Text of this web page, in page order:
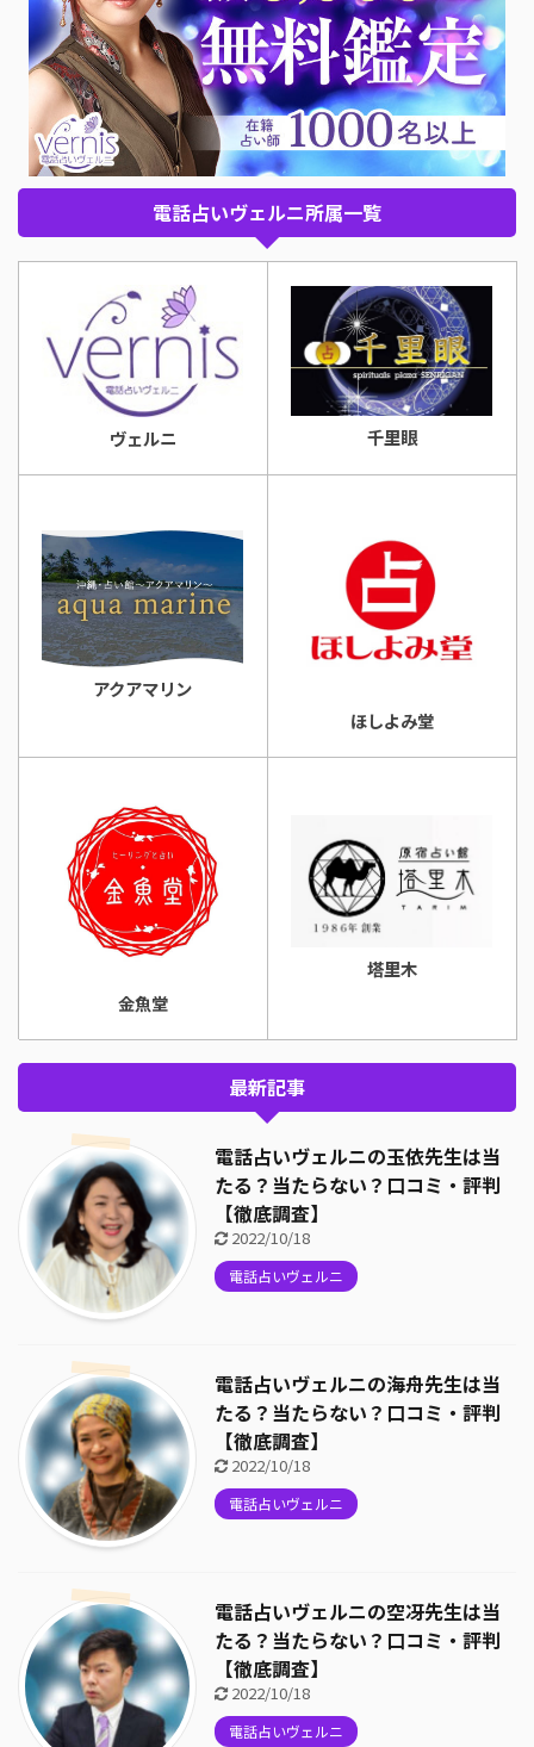
電話占いヴェルニ所属一覧
ヴェルニ 千里眼
アクアマリン
ほしよみ堂
金魚堂
塔里木
最新記事
電話占いヴェルニの玉依先生は当
たる？当たらない？口コミ・評判
【徹底調査】
2022/10/18
電話占いヴェルニ
電話占いヴェルニの海舟先生は当
たる？当たらない？口コミ・評判
【徹底調査】
2022/10/18
電話占いヴェルニ
電話占いヴェルニの空冴先生は当
たる？当たらない？口コミ・評判
【徹底調査】
2022/10/18
電話占いヴェルニ